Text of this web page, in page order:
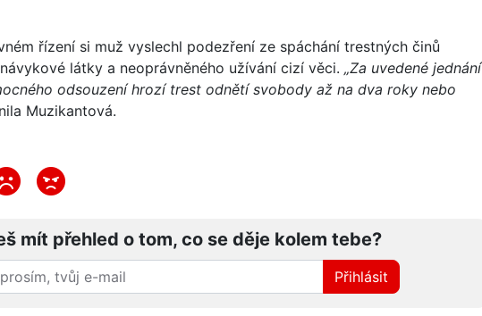
řízení si muž vyslechl podezření ze spáchání trestných činů
látky a neoprávněného užívání cizí věci. „Za uvedené jednání
odsouzení hrozí trest odnětí svobody až na dva roky nebo
Muzikantová.
mít přehled o tom, co se děje kolem tebe?
Přihlásit